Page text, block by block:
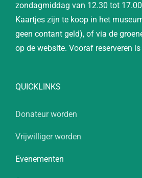
zondagmiddag van 12.30 tot
Kaartjes zijn te koop in het
geen contant geld), of via de
op de website. Vooraf reserveren
QUICKLINKS
Donateur worden
Vrijwilliger worden
Evenementen